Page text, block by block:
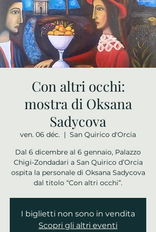
Con altri occhi:
mostra di Oksana
Sadycova
ven. 06 déc.
  |
San Quirico d'Orcia
Dal 6 dicembre al 6 gennaio, Palazzo
Chigi-Zondadari a San Quirico d’Orcia
ospita la personale di Oksana Sadycova
dal titolo “Con altri occhi”.
I biglietti non sono in vendita
Scopri gli altri eventi